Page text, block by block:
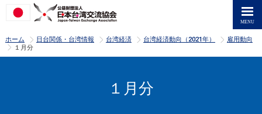
ホーム >
日台関係・台湾情報 >
台湾経済 >
台湾経済動向（2021年） >
雇用動向
>
１月分
１月分